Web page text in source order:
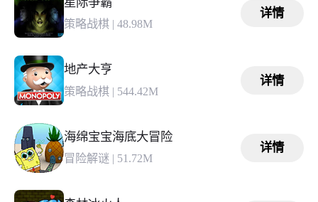
策略战棋| 48.98M
详情
地产大亨
策略战棋| 544.42M
详情
海绵宝宝海底大冒险
冒险解谜 51.72M
详情